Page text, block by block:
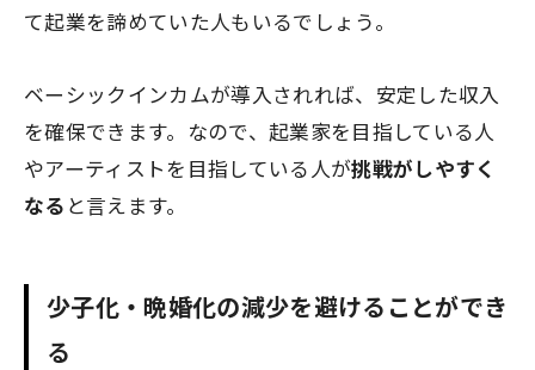
て起業を諦めていた人もいるでしょう。
ベーシックインカムが導入されれば、安定した収入
を確保できます。なので、起業家を目指している人
やアーティストを目指している人が挑戦がしやすく
なる と言えます。
少子化・晩婚化の減少を避けることができ
る